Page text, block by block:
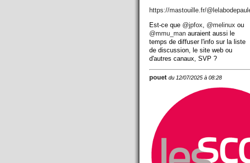
https://mastouille.fr/
Est-ce que @jpfox, @melinux ou
@mmu_man auraient aussi le
temps de diffuser l'info sur la liste
de discussion, le site web ou
d'autres canaux, SVP ?
pouet du 12/07/2025 à 08:28